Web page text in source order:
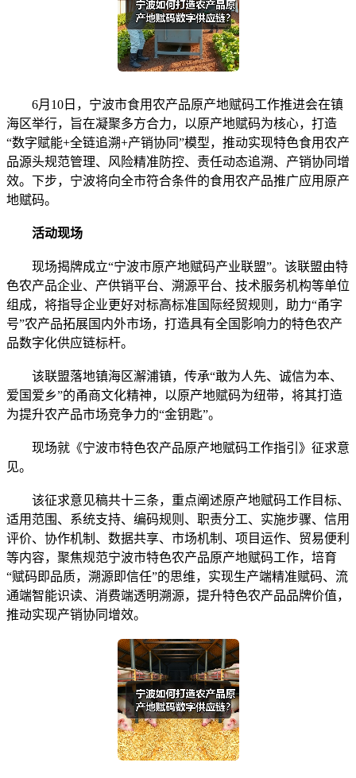
6月10日，宁波市食用农产品原产地赋码工作推进会在镇
海区举行，旨在凝聚多方合力，以原产地赋码为核心，打造
“数字赋能+全链追溯+产销协同”模型，推动实现特色食用农产
品源头规范管理、风险精准防控、责任动态追溯、产销协同增
效。下步，宁波将向全市符合条件的食用农产品推广应用原产
地赋码。
活动现场
现场揭牌成立“宁波市原产地赋码产业联盟”。该联盟由特
色农产品企业、产供销平台、溯源平台、技术服务机构等单位
组成，将指导企业更好对标高标准国际经贸规则，助力“甬字
号”农产品拓展国内外市场，打造具有全国影响力的特色农产
品数字化供应链标杆。
该联盟落地镇海区澥浦镇，传承“敢为人先、诚信为本、
爱国爱乡”的甬商文化精神，以原产地赋码为纽带，将其打造
为提升农产品市场竞争力的“金钥匙”。
现场就《宁波市特色农产品原产地赋码工作指引》征求意
见。
该征求意见稿共十三条，重点阐述原产地赋码工作目标、
适用范围、系统支持、编码规则、职责分工、实施步骤、信用
评价、协作机制、数据共享、市场机制、项目运作、贸易便利
等内容，聚焦规范宁波市特色农产品原产地赋码工作，培育
“赋码即品质，溯源即信任”的思维，实现生产端精准赋码、流
通端智能识读、消费端透明溯源，提升特色农产品品牌价值，
推动实现产销协同增效。